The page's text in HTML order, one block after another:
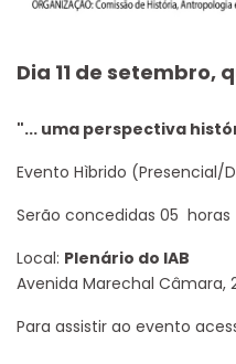
Dia 11 de setembro,
"... uma perspectiva
Evento Hìbrido (Presencial/
Serão concedidas 05
Local: Plenário do IAB
Avenida Marechal Câmara,
Para assistir ao evento